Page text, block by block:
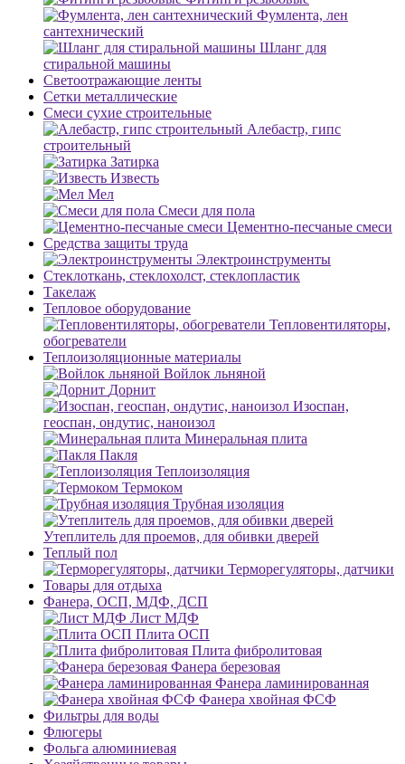
Фумлента, лен
сантехнический
Шланг для
стиральной машины
Светоотражающие ленты
Сетки металлические
Смеси сухие строительные
Алебастр, гипс
строительный
Затирка
Известь
Мел
Смеси для пола
Цементно-песчаные смеси
Средства защиты труда
Электроинструменты
Стеклоткань, стеклохолст, стеклопластик
Такелаж
Тепловое оборудование
Тепловентиляторы,
обогреватели
Теплоизоляционные материалы
Войлок льняной
Дорнит
Изоспан,
геоспан, ондутис, наноизол
Минеральная плита
Пакля
Теплоизоляция
Термоком
Трубная изоляция
Утеплитель для проемов, для обивки дверей
Теплый пол
Терморегуляторы, датчики
Товары для отдыха
Фанера, ОСП, МДФ, ДСП
Лист МДФ
Плита ОСП
Плита фибролитовая
Фанера березовая
Фанера ламинированная
Фанера хвойная ФСФ
Фильтры для воды
Флюгеры
Фольга алюминиевая